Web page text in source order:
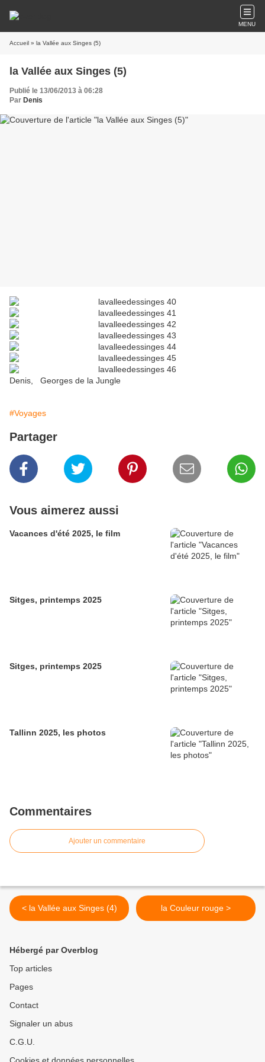
MENU
Accueil » la Vallée aux Singes (5)
la Vallée aux Singes (5)
Publié le 13/06/2013 à 06:28
Par Denis
Denis, Georges de la Jungle
#Voyages
Partager
Vous aimerez aussi
Vacances d'été 2025, le film
Sitges, printemps 2025
Sitges, printemps 2025
Tallinn 2025, les photos
Commentaires
Ajouter un commentaire
< la Vallée aux Singes (4) la Couleur rouge >
Hébergé par Overblog
Top articles
Pages
Contact
Signaler un abus
C.G.U.